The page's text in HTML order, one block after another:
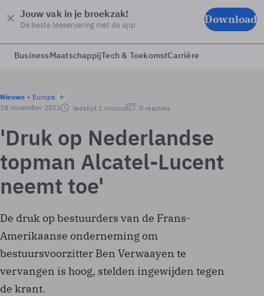
Jouw vak in je broekzak!
De beste leeservaring met de app Download
BusinessMaatschappijTech & ToekomstCarrière
Nieuws
Europa
18 november 2011
leestijd 1 minuut 0 reacties
'Druk op Nederlandse
topman Alcatel-Lucent
neemt toe'
De druk op bestuurders van de Frans-
Amerikaanse onderneming om
bestuursvoorzitter Ben Verwaayen te
vervangen is hoog, stelden ingewijden tegen
de krant.